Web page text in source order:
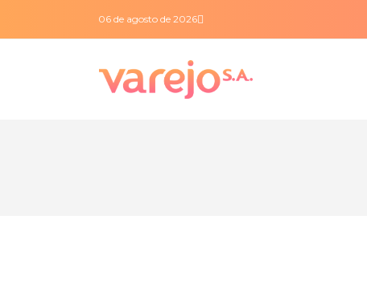
06 de agosto de 2026